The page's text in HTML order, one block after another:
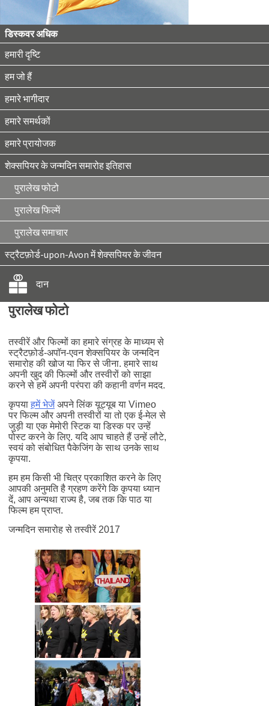
डिस्कवर अधिक
हमारी दृष्टि
हम जो हैं
हमारे भागीदार
हमारे समर्थकों
हमारे प्रायोजक
शेक्सपियर के जन्मदिन समारोह इतिहास
पुरालेख फोटो
पुरालेख फिल्में
पुरालेख समाचार
स्ट्रैटफ़ोर्ड-upon-Avon में शेक्सपियर के जीवन
दान
पुरालेख फोटो
तस्वीरें और फिल्मों का हमारे संग्रह के माध्यम से
स्ट्रैटफ़ोर्ड-अपॉन-एवन शेक्सपियर के जन्मदिन
समारोह की खोज या फिर से जीना. हमारे साथ
अपनी खुद की फिल्मों और तस्वीरों को साझा
करने से हमें अपनी परंपरा की कहानी वर्णन मदद.
कृपयाहमें भेजेंअपने लिंक यूट्यूब या Vimeo
पर फिल्म और अपनी तस्वीरों या तो एक ई-मेल से
जुड़ी या एक मेमोरी स्टिक या डिस्क पर उन्हें
पोस्ट करने के लिए. यदि आप चाहते हैं उन्हें लौटे,
स्वयं को संबोधित पैकेजिंग के साथ उनके साथ
कृपया.
हम हम किसी भी चित्र प्रकाशित करने के लिए
आपकी अनुमति है ग्रहण करेंगे कि कृपया ध्यान
दें, आप अन्यथा राज्य है, जब तक कि पाठ या
फिल्म हम प्राप्त.
जन्मदिन समारोह से तस्वीरें 2017